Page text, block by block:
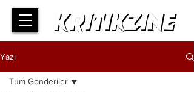
Yazı
Tüm Gönderiler